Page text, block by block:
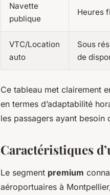
Navette
publique
Heures
VTC/Location
auto
Sous
de
Ce tableau met clairement
en termes d’adaptabilité
les passagers ayant
Caractéristiques
Le segment premium
aéroportuaires à